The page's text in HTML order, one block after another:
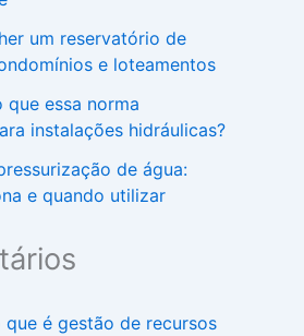
um reservatório de
e loteamentos
que essa norma
instalações hidráulicas?
de água:
e quando utilizar
que é gestão de recursos